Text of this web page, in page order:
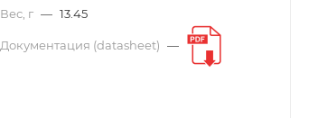
Вес, г — 13.45
Документация (datasheet) —